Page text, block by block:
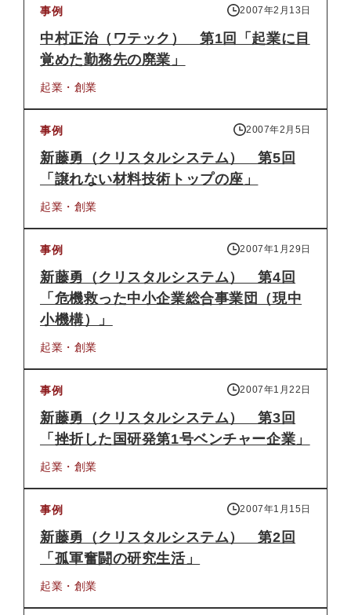
事例 2007年2月13日
中村正治（ワテック） 第1回「起業に目
覚めた勤務先の廃業」
起業・創業
事例 2007年2月5日
新藤勇（クリスタルシステム） 第5回
「譲れない材料技術トップの座」
起業・創業
事例 2007年1月29日
新藤勇（クリスタルシステム） 第4回
「危機救った中小企業総合事業団（現中
小機構）」
起業・創業
事例 2007年1月22日
新藤勇（クリスタルシステム） 第3回
「挫折した国研発第1号ベンチャー企業」
起業・創業
事例 2007年1月15日
新藤勇（クリスタルシステム） 第2回
「孤軍奮闘の研究生活」
起業・創業